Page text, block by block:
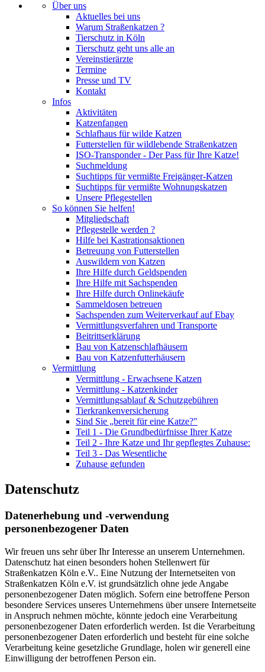
Über uns
Aktuelles bei uns
Warum Straßenkatzen ?
Tierschutz in Köln
Tierschutz geht uns alle an
Vereinstierärzte
Termine
Presse und TV
Kontakt
Infos
Aktivitäten
Katzenfangen
Schlafhaus für wilde Katzen
Futterstellen für wildlebende Straßenkatzen
ISO-Transponder - Der Pass für Ihre Katze!
Suchmeldung
Suchtipps für vermißte Freigänger-Katzen
Suchtipps für vermißte Wohnungskatzen
Unsere Pflegestellen
So können Sie helfen!
Mitgliedschaft
Pflegestelle werden ?
Hilfe bei Kastrationsaktionen
Betreuung von Futterstellen
Auswildern von Katzen
Ihre Hilfe durch Geldspenden
Ihre Hilfe mit Sachspenden
Ihre Hilfe durch Onlinekäufe
Sammeldosen betreuen
Sachspenden zum Weiterverkauf auf Ebay
Vermittlungsverfahren und Transporte
Beitrittserklärung
Bau von Katzenschlafhäusern
Bau von Katzenfutterhäusern
Vermittlung
Vermittlung - Erwachsene Katzen
Vermittlung - Katzenkinder
Vermittlungsablauf & Schutzgebühren
Tierkrankenversicherung
Sind Sie „bereit für eine Katze?"
Teil 1 - Die Grundbedürfnisse Ihrer Katze
Teil 2 - Ihre Katze und Ihr gepflegtes Zuhause:
Teil 3 - Das Wesentliche
Zuhause gefunden
Datenschutz
Datenerhebung und -verwendung
personenbezogener Daten
Wir freuen uns sehr über Ihr Interesse an unserem Unternehmen.
Datenschutz hat einen besonders hohen Stellenwert für
Straßenkatzen Köln e.V.. Eine Nutzung der Internetseiten von
Straßenkatzen Köln e.V. ist grundsätzlich ohne jede Angabe
personenbezogener Daten möglich. Sofern eine betroffene Person
besondere Services unseres Unternehmens über unsere Internetseite
in Anspruch nehmen möchte, könnte jedoch eine Verarbeitung
personenbezogener Daten erforderlich werden. Ist die Verarbeitung
personenbezogener Daten erforderlich und besteht für eine solche
Verarbeitung keine gesetzliche Grundlage, holen wir generell eine
Einwilligung der betroffenen Person ein.